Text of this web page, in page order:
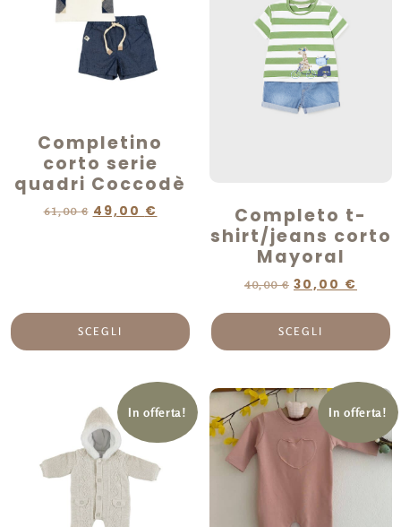
Completino
corto serie
quadri Coccodè
61,00€ 49,00 €
SCEGLI
Completo t-
shirt/jeans corto
Mayoral
40,00€ 30,00 €
SCEGLI
In offerta! In offerta!